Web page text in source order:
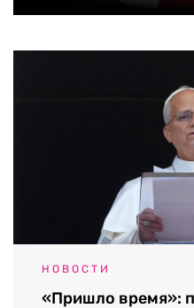
НОВОСТИ
«Пришло время»: